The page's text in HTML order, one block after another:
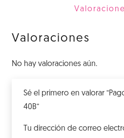
Valoraciones
No hay valoraciones aún.
Sé el primero en valorar
40B”
Tu dirección de correo